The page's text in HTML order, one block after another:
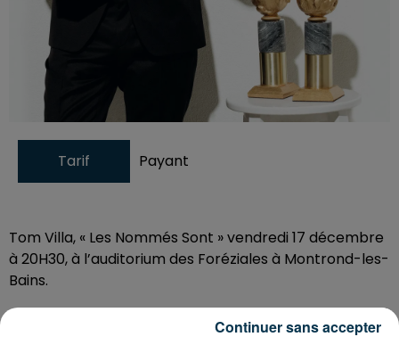
Tarif Payant
Tom Villa, « Les Nommés Sont » vendredi 17 décembre
à 20H30, à l’auditorium des Foréziales à Montrond-les-
Bains.
Tom Villa en maître de cérémonie !? "Les Nommés
Continuer sans accepter